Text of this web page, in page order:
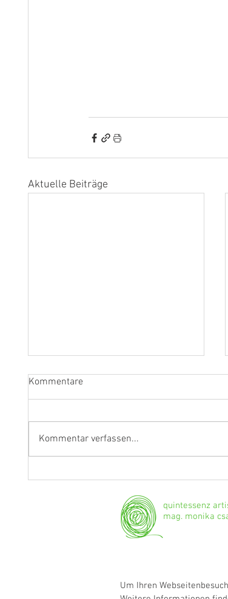
Aktuelle Beiträge
Kommentare
Kommentar verfassen...
quintessenz
mag. monika
Um Ihren